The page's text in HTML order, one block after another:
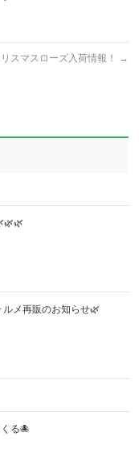
スマスローズ入荷情報！ →
ルメ再販のお知らせ🌿
る🐙